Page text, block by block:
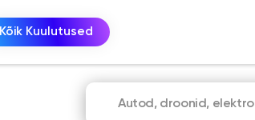
Kõik Kuulutused